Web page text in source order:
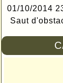
01/10/2014
Saut